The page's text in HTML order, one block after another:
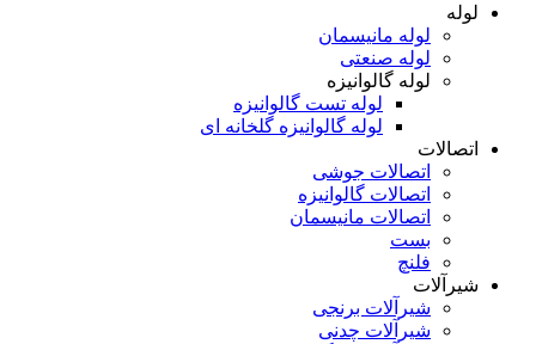
لوله
لوله مانیسمان
لوله صنعتی
لوله گالوانیزه
لوله تست گالوانیزه
لوله گالوانیزه گلخانه ای
اتصالات
اتصالات جوشی
اتصالات گالوانیزه
اتصالات مانیسمان
بست
فلنچ
شیرآلات
شیرآلات برنجی
شیرآلات چدنی